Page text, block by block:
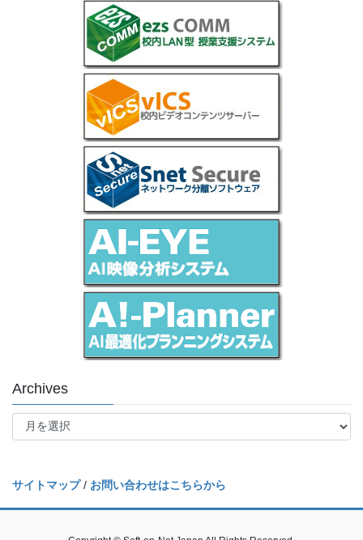
Archives
Archives
サイトマップ/ お問い合わせはこちらから